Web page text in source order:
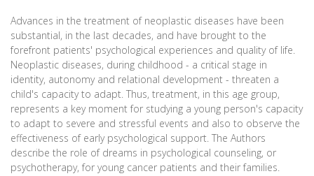
Advances in the treatment of neoplastic diseases have been
substantial, in the last decades, and have brought to the
forefront patients' psychological experiences and quality of life.
Neoplastic diseases, during childhood - a critical stage in
identity, autonomy and relational development - threaten a
child's capacity to adapt. Thus, treatment, in this age group,
represents a key moment for studying a young person's capacity
to adapt to severe and stressful events and also to observe the
effectiveness of early psychological support. The Authors
describe the role of dreams in psychological counseling, or
psychotherapy, for young cancer patients and their families.